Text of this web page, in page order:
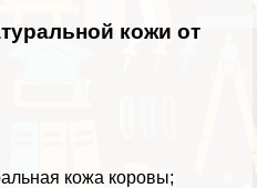
кожи от
кожа коровы;